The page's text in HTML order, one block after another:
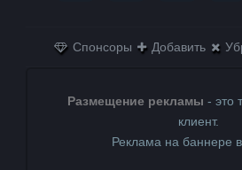
Спонсоры Добавить
Размещение рекламы - это
клиент.
Реклама на баннере в